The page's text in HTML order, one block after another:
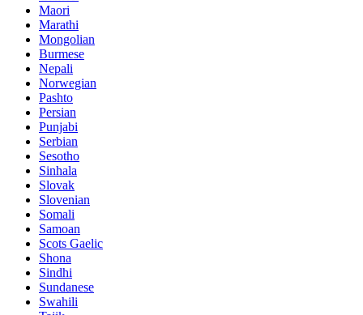
Maori
Marathi
Mongolian
Burmese
Nepali
Norwegian
Pashto
Persian
Punjabi
Serbian
Sesotho
Sinhala
Slovak
Slovenian
Somali
Samoan
Scots Gaelic
Shona
Sindhi
Sundanese
Swahili